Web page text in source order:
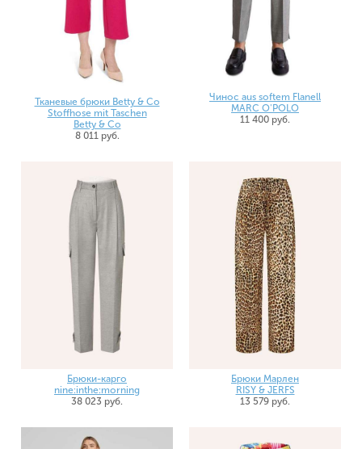
Тканевые брюки Betty & Co
Stoffhose mit Taschen
Betty & Co
8 011 руб.
Чинос aus softem Flanell
MARC O'POLO
11 400 руб.
Брюки-карго
nine:inthe:morning
38 023 руб.
Брюки Марлен
RISY & JERFS
13 579 руб.